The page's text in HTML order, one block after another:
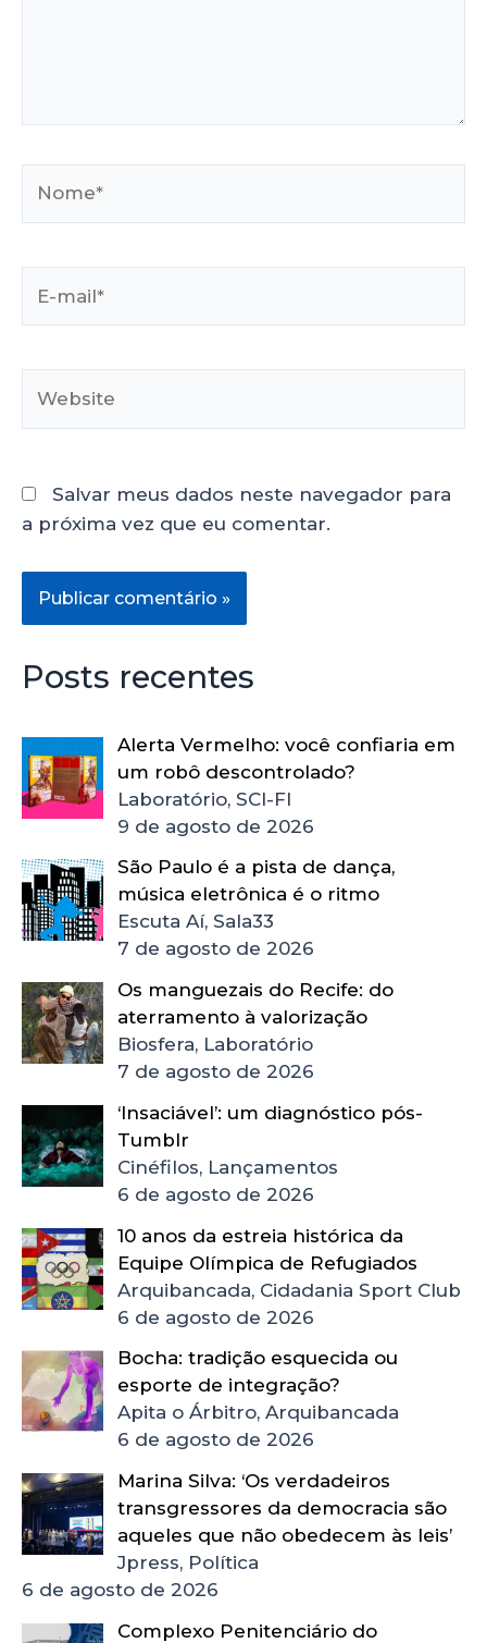
Salvar meus dados neste navegador para
a próxima vez que eu comentar.
Posts recentes
Alerta Vermelho: você confiaria em
um robô descontrolado?
Laboratório, SCI-FI
9 de agosto de 2026
São Paulo é a pista de dança,
música eletrônica é o ritmo
Escuta Aí, Sala33
7 de agosto de 2026
Os manguezais do Recife: do
aterramento à valorização
Biosfera, Laboratório
7 de agosto de 2026
‘Insaciável’: um diagnóstico pós-
Tumblr
Cinéfilos, Lançamentos
6 de agosto de 2026
10 anos da estreia histórica da
Equipe Olímpica de Refugiados
Arquibancada, Cidadania Sport Club
6 de agosto de 2026
Bocha: tradição esquecida ou
esporte de integração?
Apita o Árbitro, Arquibancada
6 de agosto de 2026
Marina Silva: ‘Os verdadeiros
transgressores da democracia são
aqueles que não obedecem às leis’
Jpress, Política
6 de agosto de 2026
Complexo Penitenciário do